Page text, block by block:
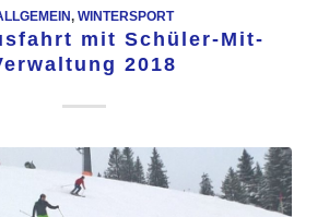
, WINTERSPORT
mit Schüler-Mit-
2018